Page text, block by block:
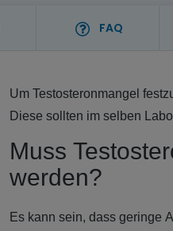
FAQ
Um Testosteronmangel
Diese sollten im selben
Muss
werden?
Es kann sein, dass geringe